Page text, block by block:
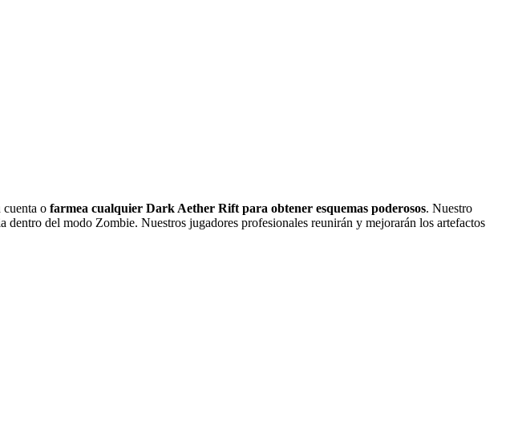
o farmea cualquier Dark Aether Rift para obtener esquemas poderosos. Nuestro
del modo Zombie. Nuestros jugadores profesionales reunirán y mejorarán los artefactos